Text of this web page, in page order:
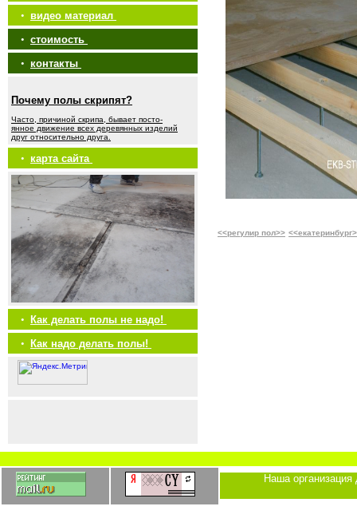
• видео материал
• стоимость
• контакты
Почему полы скрипят?
Часто, причиной скрипа, бывает посто-
янное движение всех деревянных изделий
друг относительно друга.
• карта сайта
•
Как делать полы не надо!
•
Как надо делать полы!
<<регулир пол>>
Наша